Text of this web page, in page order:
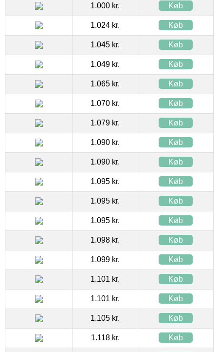
1.000 kr. Køb
1.024 kr. Køb
1.045 kr. Køb
1.049 kr. Køb
1.065 kr. Køb
1.070 kr. Køb
1.079 kr. Køb
1.090 kr. Køb
1.090 kr. Køb
1.095 kr. Køb
1.095 kr. Køb
1.095 kr. Køb
1.098 kr. Køb
1.099 kr. Køb
1.101 kr. Køb
1.101 kr. Køb
1.105 kr. Køb
1.118 kr. Køb